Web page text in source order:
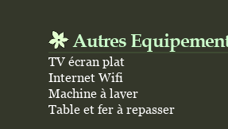
Autres
TV écran plat
Internet Wifi
Machine à laver
Table et fer à repasser